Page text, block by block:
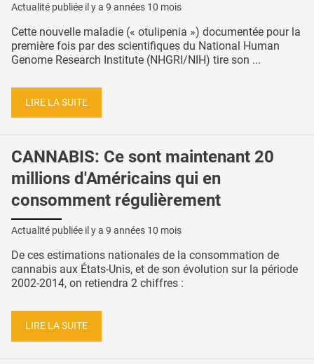
Actualité publiée il y a 9 années 10 mois
Cette nouvelle maladie (« otulipenia ») documentée pour la
première fois par des scientifiques du National Human
Genome Research Institute (NHGRI/NIH) tire son ...
LIRE LA SUITE
CANNABIS: Ce sont maintenant 20
millions d'Américains qui en
consomment régulièrement
Actualité publiée il y a 9 années 10 mois
De ces estimations nationales de la consommation de
cannabis aux États-Unis, et de son évolution sur la période
2002-2014, on retiendra 2 chiffres :
LIRE LA SUITE